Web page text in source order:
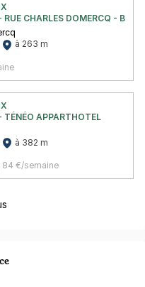
CHARLES DOMERCQ -
à 263 m
TÉNÉO APPARTHOTEL
à 382 m
84 €/semaine